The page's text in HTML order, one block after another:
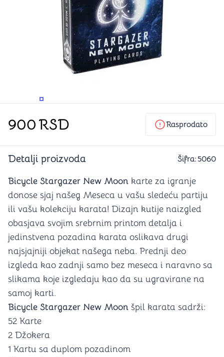
PROMENITE UGAO GLEDANJAPROMENITE UGAO GLEDANJA
900RSD Rasprodato
Detalji proizvoda Šifra: 5060
Bicycle Stargazer New Moon karte za igranje
donose sjaj našeg Meseca u vašu sledeću partiju
ili vašu kolekciju karata! Dizajn kutije naizgled
obasjava svojim srebrnim printom detalja i
jedinstvena pozadina karata oslikava drugi
najsjajniji objekat našega neba. Prednji deo
izgleda kao zadnji samo bez meseca i naravno sa
slikama koje izgledaju kao da su ugravirane na
samoj karti.
Bicycle Stargazer New Moon špil karata sadrži:
52 Karte
2 Džokera
1 Kartu sa duplom pozadinom